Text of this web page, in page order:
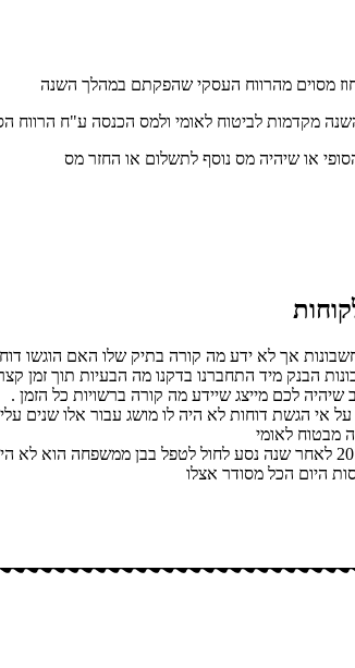
מסוים מהרווח העסקי שהפקתם במהלך השנה
מקדמות לביטוח לאומי ולמס הכנסה ע"ח הרווח
או שיהיה מס נוסף לתשלום או החזר מס
אך לא ידע מה קורה בתיק שלו האם הוגשו
לכם מייצג שיידע מה קורה ברשויות כל הזמן .
מבטוח לאומי
עוסק פטור פתח עסק במהלך 2019 לאחר שנה נסע לחול
היום הכל מסודר אצלו